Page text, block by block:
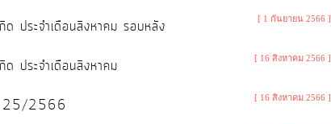
ด ประจำเดือนสิงหาคม รอบหลัง [ 1 กันยายน 2566 ]
ด ประจำเดือนสิงหาคม [ 16 สิงหาคม 2566 ]
ที่ 25/2566 [ 16 สิงหาคม 2566 ]